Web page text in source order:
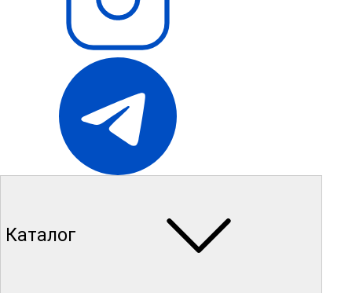
Каталог